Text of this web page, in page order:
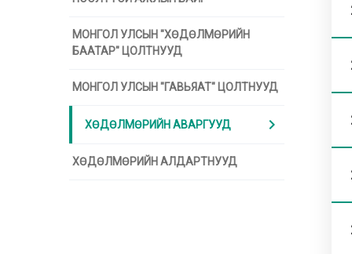
МОНГОЛ УЛСЫН "ХӨДӨЛМӨРИЙН
БААТАР" ЦОЛТНУУД
МОНГОЛ УЛСЫН "ГАВЬЯАТ" ЦОЛТНУУД
ХӨДӨЛМӨРИЙН АВАРГУУД chevron_right
ХӨДӨЛМӨРИЙН АЛДАРТНУУД